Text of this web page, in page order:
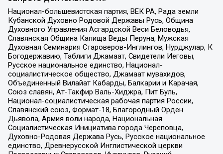
Национал-большевистская партия, ВЕК РА, Рада земли
Кубанской Духовно Родовой Державы Русь, Община
Духовного Управления Асгардской Веси Беловодья,
Славянская Община Капища Веды Перуна, Мужская
Духовная Семинария Староверов-Инглингов, Нурджулар, К
Богодержавию, Таблиги Джамаат, Свидетели Иеговы,
Русское национальное единство, Национал-
социалистическое общество, Джамаат мувахидов,
Объединенный Вилайат Кабарды, Балкарии и Карачая,
Союз славян, Ат-Такфир Валь-Хиджра, Пит Буль,
Национал-социалистическая рабочая партия России,
Славянский союз, Формат-18, Благородный Орден
Дьявола, Армия воли народа, Национальная
Социалистическая Инициатива города Череповца,
Духовно-Родовая Держава Русь, Русское национальное
единство, Древнерусской Инглистической церкви